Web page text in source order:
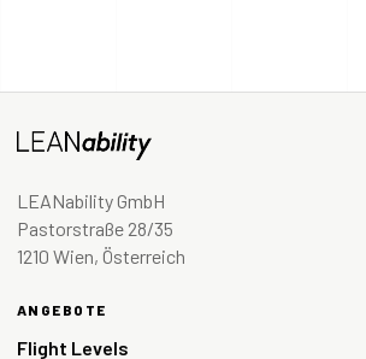
LEANability GmbH
Pastorstraße 28/35
1210 Wien, Österreich
ANGEBOTE
Flight Levels